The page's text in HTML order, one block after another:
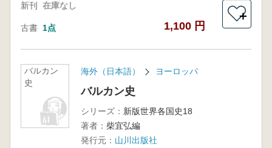
新刊 在庫なし
古書 1点 1,100 円
＋
バルカン
史
海外（日本語） ヨーロッパ
バルカン史
シリーズ： 新版世界各国史18
著者： 柴宜弘編
発行元： 山川出版社